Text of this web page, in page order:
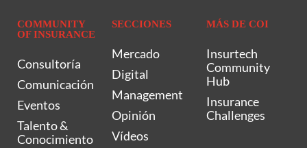
COMMUNITY
OF INSURANCE
Consultoría
Comunicación
Eventos
Talento &
Conocimiento
SECCIONES
Mercado
Digital
Management
Opinión
Vídeos
MÁS DE COI
Insurtech
Community
Hub
Insurance
Challenges